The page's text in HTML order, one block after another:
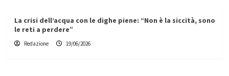
La crisi dell’acqua con le dighe piene: “Non è la siccità, sono
le reti a perdere”
Redazione 19/06/2026